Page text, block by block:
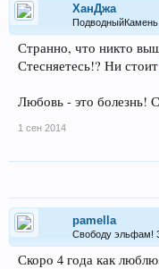
ХанДжа
Странно, что никто
Стесняетесь!? Ни стоит
Любовь - это болезнь!
1 сен 2014
pamella
Свободу эльфам!
Скоро 4 года как